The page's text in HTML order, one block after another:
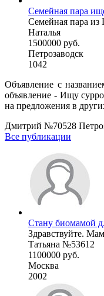
Семейная пара
Семейная пара из
Наталья
1500000 руб.
Петрозаводск
1042
Объявление с
объявление - Ищу
на предложения в
Дмитрий №70528
Все публикации
Стану биомамой
Здравствуйте.
Татьяна №53612
1100000 руб.
Москва
2002